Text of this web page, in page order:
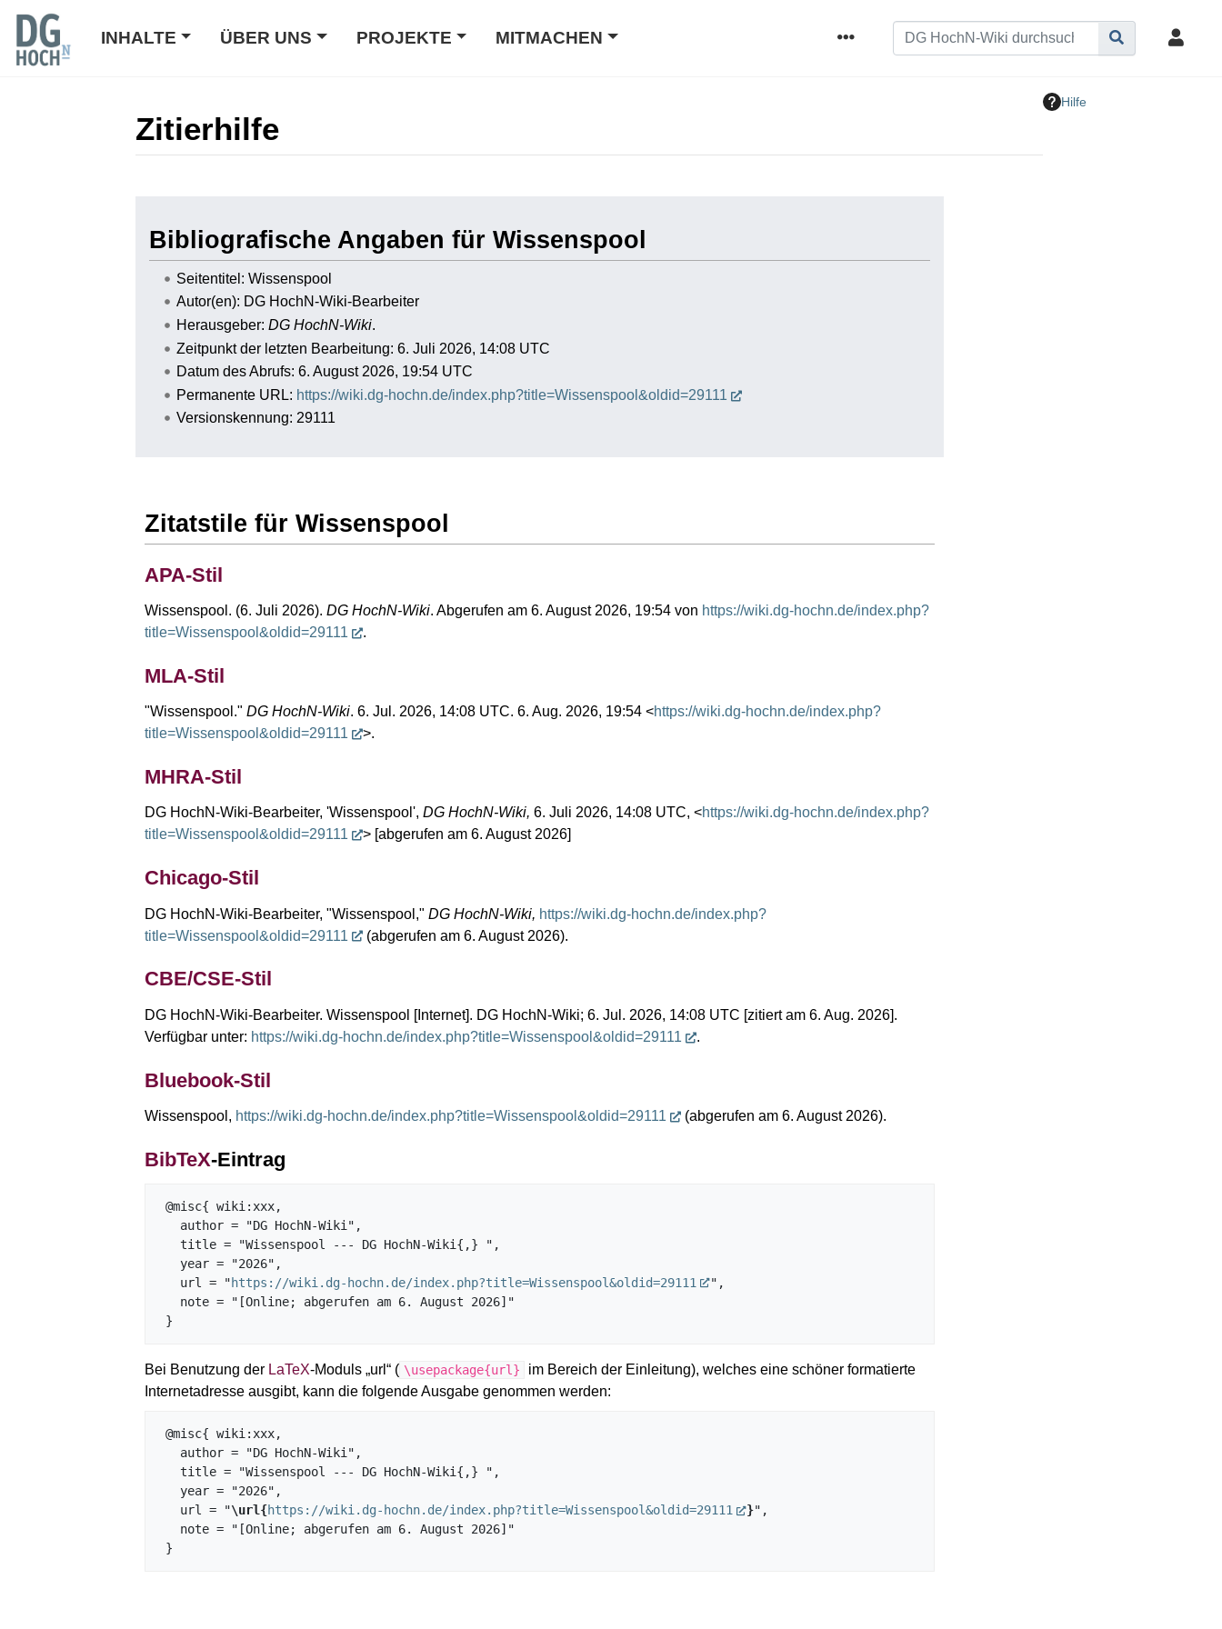
INHALTE ÜBER UNS PROJEKTE MITMACHEN
Hilfe
Zitierhilfe
Bibliografische Angaben für Wissenspool
Seitentitel: Wissenspool
Autor(en): DG HochN-Wiki-Bearbeiter
Herausgeber: DG HochN-Wiki.
Zeitpunkt der letzten Bearbeitung: 6. Juli 2026, 14:08 UTC
Datum des Abrufs: 6. August 2026, 19:54 UTC
Permanente URL: https://wiki.dg-hochn.de/index.php?title=Wissenspool&oldid=29111
Versionskennung: 29111
Zitatstile für Wissenspool
APA-Stil
Wissenspool. (6. Juli 2026). DG HochN-Wiki. Abgerufen am 6. August 2026, 19:54 von https://wiki.dg-hochn.de/index.php?
title=Wissenspool&oldid=29111
.
MLA-Stil
"Wissenspool." DG HochN-Wiki. 6. Jul. 2026, 14:08 UTC. 6. Aug. 2026, 19:54 <https://wiki.dg-hochn.de/index.php?
title=Wissenspool&oldid=29111
>.
MHRA-Stil
DG HochN-Wiki-Bearbeiter, 'Wissenspool', DG HochN-Wiki, 6. Juli 2026, 14:08 UTC, <https://wiki.dg-hochn.de/index.php?
title=Wissenspool&oldid=29111
> [abgerufen am 6. August 2026]
Chicago-Stil
DG HochN-Wiki-Bearbeiter, "Wissenspool," DG HochN-Wiki, https://wiki.dg-hochn.de/index.php?
title=Wissenspool&oldid=29111
(abgerufen am 6. August 2026).
CBE/CSE-Stil
DG HochN-Wiki-Bearbeiter. Wissenspool [Internet]. DG HochN-Wiki; 6. Jul. 2026, 14:08 UTC [zitiert am 6. Aug. 2026].
Verfügbar unter: https://wiki.dg-hochn.de/index.php?title=Wissenspool&oldid=29111 .
Bluebook-Stil
Wissenspool, https://wiki.dg-hochn.de/index.php?title=Wissenspool&oldid=29111 (abgerufen am 6. August 2026).
BibTeX-Eintrag
   url = "
https://wiki.dg-hochn.de/index.php?title=Wissenspool&oldid=29111
",
Bei Benutzung der LaTeX-Moduls „url“ ( \usepackage{url}
im Bereich der Einleitung), welches eine schöner formatierte
Internetadresse ausgibt, kann die folgende Ausgabe genommen werden:
   url = "
\url{https://wiki.dg-hochn.de/index.php?title=Wissenspool&oldid=29111 }",